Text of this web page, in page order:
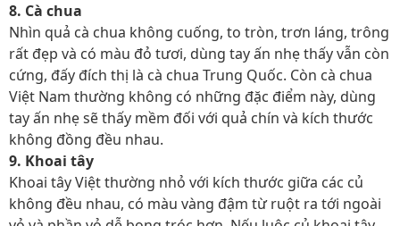
8. Cà chua
Nhìn quả cà chua không cuống, to tròn, trơn láng, trông
rất đẹp và có màu đỏ tươi, dùng tay ấn nhẹ thấy vẫn còn
cứng, đấy đích thị là cà chua Trung Quốc. Còn cà chua
Việt Nam thường không có những đặc điểm này, dùng
tay ấn nhẹ sẽ thấy mềm đối với quả chín và kích thước
không đồng đều nhau.
9. Khoai tây
Khoai tây Việt thường nhỏ với kích thước giữa các củ
không đều nhau, có màu vàng đậm từ ruột ra tới ngoài